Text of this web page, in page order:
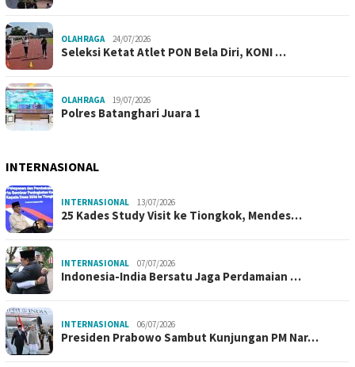
OLAHRAGA 24/07/2026
Seleksi Ketat Atlet PON Bela Diri, KONI …
OLAHRAGA 19/07/2026
Polres Batanghari Juara 1
INTERNASIONAL
INTERNASIONAL 13/07/2026
25 Kades Study Visit ke Tiongkok, Mendes…
INTERNASIONAL 07/07/2026
Indonesia-India Bersatu Jaga Perdamaian …
INTERNASIONAL 06/07/2026
Presiden Prabowo Sambut Kunjungan PM Nar…